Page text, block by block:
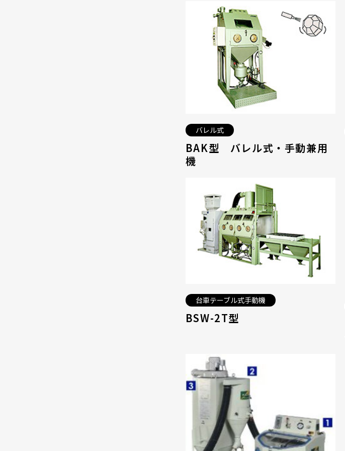
バレル式
BAK型 バレル式・手動兼用
機
台車テーブル式手動機
BSW-2T型